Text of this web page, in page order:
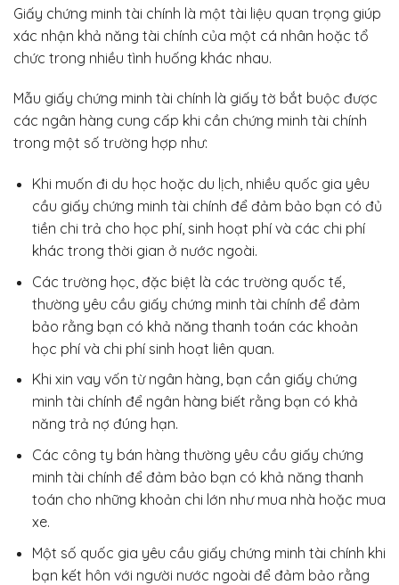
Giấy chứng minh tài chính là một tài liệu quan trọng giúp
xác nhận khả năng tài chính của một cá nhân hoặc tổ
chức trong nhiều tình huống khác nhau.
Mẫu giấy chứng minh tài chính là giấy tờ bắt buộc được
các ngân hàng cung cấp khi cần chứng minh tài chính
trong một số trường hợp như:
Khi muốn đi du học hoặc du lịch, nhiều quốc gia yêu
cầu giấy chứng minh tài chính để đảm bảo bạn có đủ
tiền chi trả cho học phí, sinh hoạt phí và các chi phí
khác trong thời gian ở nước ngoài.
Các trường học, đặc biệt là các trường quốc tế,
thường yêu cầu giấy chứng minh tài chính để đảm
bảo rằng bạn có khả năng thanh toán các khoản
học phí và chi phí sinh hoạt liên quan.
Khi xin vay vốn từ ngân hàng, bạn cần giấy chứng
minh tài chính để ngân hàng biết rằng bạn có khả
năng trả nợ đúng hạn.
Các công ty bán hàng thường yêu cầu giấy chứng
minh tài chính để đảm bảo bạn có khả năng thanh
toán cho những khoản chi lớn như mua nhà hoặc mua
xe.
Một số quốc gia yêu cầu giấy chứng minh tài chính khi
bạn kết hôn với người nước ngoài để đảm bảo rằng